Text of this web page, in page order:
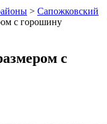
> Сапожковский
с горошину
с